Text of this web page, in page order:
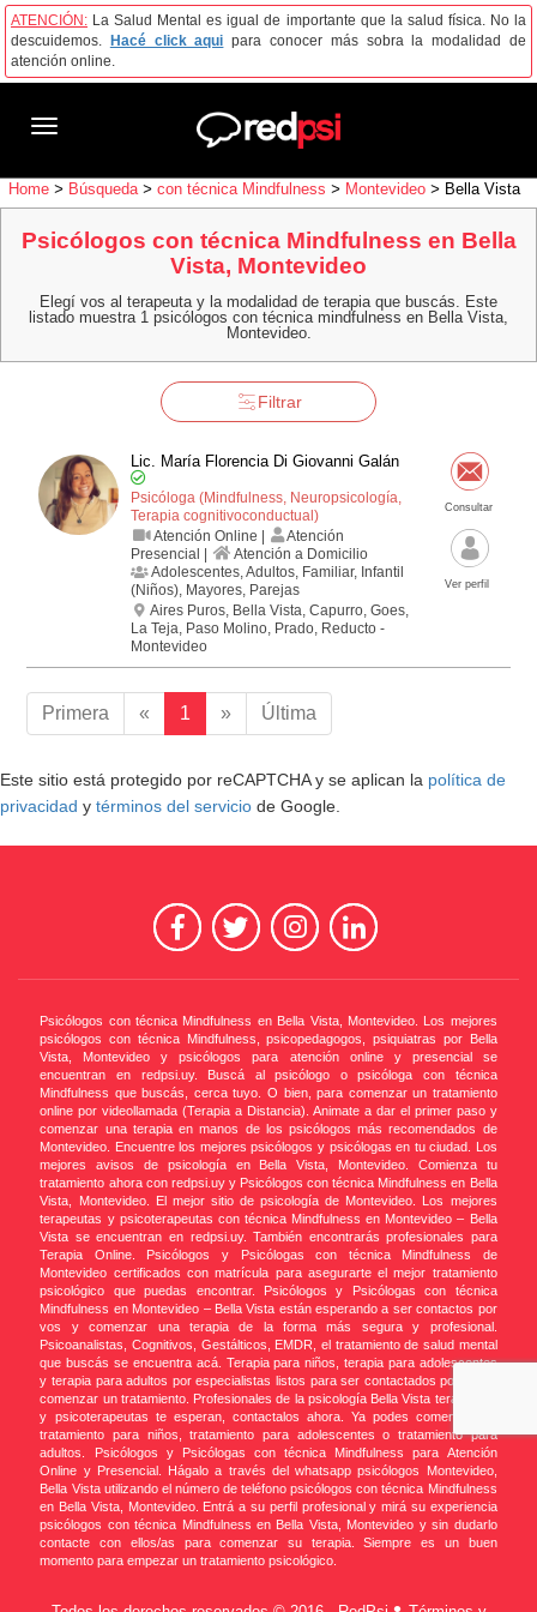
ATENCIÓN: La Salud Mental es igual de importante que la salud física. No la
descuidemos.
Hacé click aqui para conocer más sobra la modalidad de
atención online.
Toggle
Home > Búsqueda > con técnica Mindfulness > Montevideo > Bella Vista
Psicólogos con técnica Mindfulness en Bella
Vista, Montevideo
Elegí vos al terapeuta y la modalidad de terapia que buscás. Este
listado muestra 1 psicólogos con técnica mindfulness en Bella Vista,
Montevideo.
Filtrar
Lic. María Florencia Di Giovanni Galán
Psicóloga (Mindfulness, Neuropsicología,
Terapia cognitivo­conductual)
Atención Online |
Atención
Presencial |
Atención a Domicilio
Adolescentes, Adultos, Familiar, Infantil
(Niños), Mayores, Parejas
Aires Puros, Bella Vista, Capurro, Goes,
La Teja, Paso Molino, Prado, Reducto -
Montevideo
Consultar
Ver perfil
Primera « 1 » Última
Este sitio está protegido por reCAPTCHA y se aplican la política de
privacidad y términos del servicio de Google.
Psicólogos con técnica Mindfulness en Bella Vista, Montevideo. Los mejores
psicólogos con técnica Mindfulness, psicopedagogos, psiquiatras por Bella
Vista, Montevideo y psicólogos para atención online y presencial se
encuentran en redpsi.uy. Buscá al psicólogo o psicóloga con técnica
Mindfulness que buscás, cerca tuyo. O bien, para comenzar un tratamiento
online por videollamada (Terapia a Distancia). Animate a dar el primer paso y
comenzar una terapia en manos de los psicólogos más recomendados de
Montevideo. Encuentre los mejores psicólogos y psicólogas en tu ciudad. Los
mejores avisos de psicología en Bella Vista, Montevideo. Comienza tu
tratamiento ahora con redpsi.uy y Psicólogos con técnica Mindfulness en Bella
Vista, Montevideo. El mejor sitio de psicología de Montevideo. Los mejores
terapeutas y psicoterapeutas con técnica Mindfulness en Montevideo – Bella
Vista se encuentran en redpsi.uy. También encontrarás profesionales para
Terapia Online. Psicólogos y Psicólogas con técnica Mindfulness de
Montevideo certificados con matrícula para asegurarte el mejor tratamiento
psicológico que puedas encontrar. Psicólogos y Psicólogas con técnica
Mindfulness en Montevideo – Bella Vista están esperando a ser contactos por
vos y comenzar una terapia de la forma más segura y profesional.
Psicoanalistas, Cognitivos, Gestálticos, EMDR, el tratamiento de salud mental
que buscás se encuentra acá. Terapia para niños, terapia para adolescentes
y terapia para adultos por especialistas listos para ser contactados por vos y
comenzar un tratamiento. Profesionales de la psicología Bella Vista terapeutas
y psicoterapeutas te esperan, contactalos ahora. Ya podes comenzar un
tratamiento para niños, tratamiento para adolescentes o tratamiento para
adultos. Psicólogos y Psicólogas con técnica Mindfulness para Atención
Online y Presencial. Hágalo a través del whatsapp psicólogos Montevideo,
Bella Vista utilizando el número de teléfono psicólogos con técnica Mindfulness
en Bella Vista, Montevideo. Entrá a su perfil profesional y mirá su experiencia
psicólogos con técnica Mindfulness en Bella Vista, Montevideo y sin dudarlo
contacte con ellos/as para comenzar su terapia. Siempre es un buen
momento para empezar un tratamiento psicológico.